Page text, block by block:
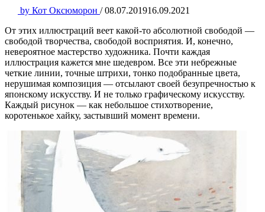
by Кот Оксюморон / 08.07.201916.09.2021
От этих иллюстраций веет какой-то абсолютной свободой —
свободой творчества, свободой восприятия. И, конечно,
невероятное мастерство художника. Почти каждая
иллюстрация кажется мне шедевром. Все эти небрежные
четкие линии, точные штрихи, тонко подобранные цвета,
нерушимая композиция — отсылают своей безупречностью к
японскому искусству. И не только графическому искусству.
Каждый рисунок — как небольшое стихотворение,
коротенькое хайку, застывший момент времени.